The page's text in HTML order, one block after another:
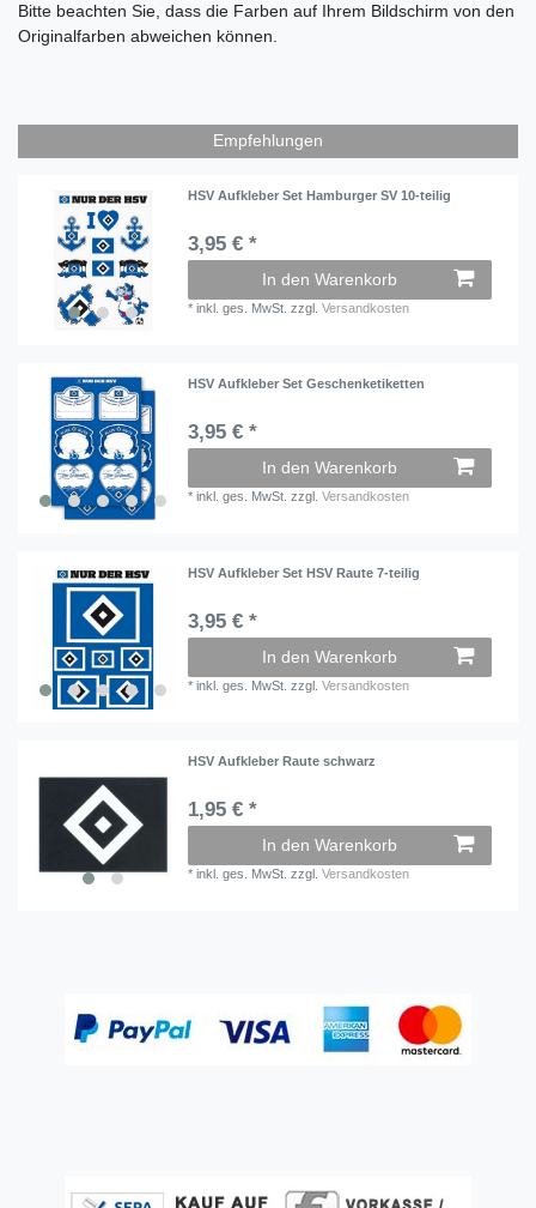
Bitte beachten Sie, dass die Farben auf Ihrem Bildschirm von den
Originalfarben abweichen können.
Empfehlungen
HSV Aufkleber Set Hamburger SV 10-teilig
3,95 € *
In den Warenkorb
*inkl. ges. MwSt. zzgl.Versandkosten
HSV Aufkleber Set Geschenketiketten
3,95 € *
In den Warenkorb
*inkl. ges. MwSt. zzgl.Versandkosten
HSV Aufkleber Set HSV Raute 7-teilig
3,95 € *
In den Warenkorb
*inkl. ges. MwSt. zzgl.Versandkosten
HSV Aufkleber Raute schwarz
1,95 € *
In den Warenkorb
*inkl. ges. MwSt. zzgl.Versandkosten